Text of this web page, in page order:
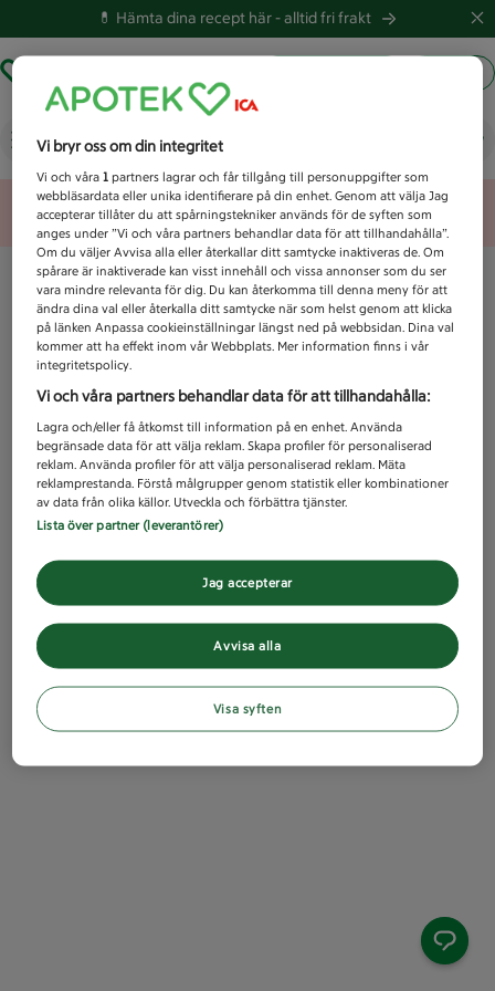
💊 Hämta dina recept här -alltid fri frakt
Vad letar du efter idag?
Unknown error
Vi bryr oss om din integritet
Vi och våra1 partners lagrar och får tillgång till personuppgifter som
webbläsardata eller unika identifierare på din enhet. Genom att välja Jag
accepterar tillåter du att spårningstekniker används för de syften som
anges under ”Vi och våra partners behandlar data för att tillhandahålla”.
Om du väljer Avvisa alla eller återkallar ditt samtycke inaktiveras de. Om
spårare är inaktiverade kan visst innehåll och vissa annonser som du ser
vara mindre relevanta för dig. Du kan återkomma till denna meny för att
ändra dina val eller återkalla ditt samtycke när som helst genom att klicka
på länken Anpassa cookieinställningar längst ned på webbsidan. Dina val
kommer att ha effekt inom vår Webbplats. Mer information finns i vår
integritetspolicy.
Vi och våra partners behandlar data för att tillhandahålla:
Lagra och/eller få åtkomst till information på en enhet. Använda
begränsade data för att välja reklam. Skapa profiler för personaliserad
reklam. Använda profiler för att välja personaliserad reklam. Mäta
reklamprestanda. Förstå målgrupper genom statistik eller kombinationer
av data från olika källor. Utveckla och förbättra tjänster.
Lista över partner (leverantörer)
Avvisa alla
Jag accepterar
Visa syften